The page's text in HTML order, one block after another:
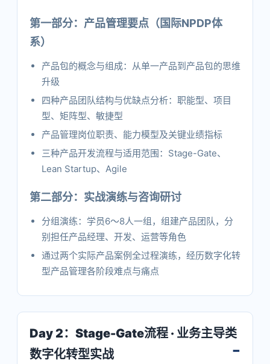
第一部分：产品管理要点（国际NPDP体
系）
产品包的概念与组成：从单一产品到产品包的思维
升级
四种产品团队结构与优缺点分析：职能型、项目
型、矩阵型、敏捷型
产品管理岗位职责、能力模型及关键业绩指标
三种产品开发流程与适用范围：Stage-Gate、
Lean Startup、Agile
第二部分：实战演练与咨询研讨
分组演练：学员6～8人一组，组建产品团队，分
别担任产品经理、开发、运营等角色
通过两个实际产品案例全过程演练，经历数字化转
型产品管理各阶段难点与痛点
Day 2：Stage-Gate流程 · 业务主导类
数字化转型实战